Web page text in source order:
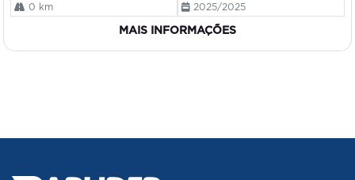
0 km 2025/2025
MAIS INFORMAÇÕES